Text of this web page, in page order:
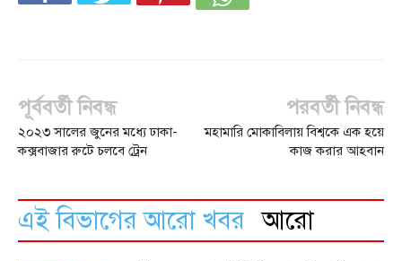
পূর্ববর্তী নিবন্ধ
২০২৩ সালের জুনের মধ্যে ঢাকা-
কক্সবাজার রুটে চলবে ট্রেন
পরবর্তী নিবন্ধ
মহামারি মোকাবিলায় বিশ্বকে এক হয়ে
কাজ করার আহবান
এই বিভাগের আরো খবর আরো